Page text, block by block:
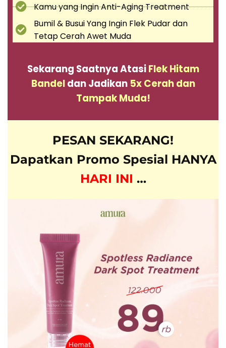
Kamu yang Ingin Anti-Aging Treatment
Bumil & Busui Yang Ingin Flek Pudar dan
Tetap Cerah Awet Muda
Sekarang Saatnya AtasiFlek Hitam
Bandeldan Jadikan 5x Cerah dan
Tampak Muda!
PESAN SEKARANG!
Dapatkan Promo Spesial HANYA
HARI INI …